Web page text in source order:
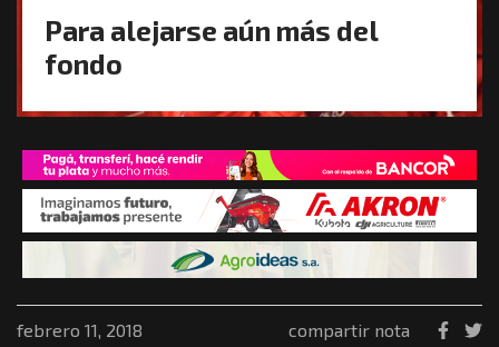
Para alejarse aún más del
fondo
febrero 11, 2018 compartir nota